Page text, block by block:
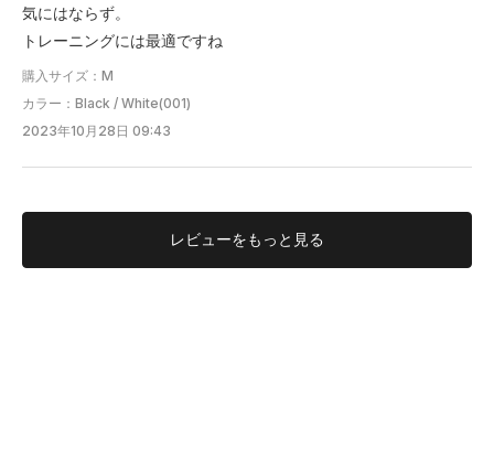
気にはならず。
トレーニングには最適ですね
購入サイズ：M
カラー：Black / White(001)
2023年10月28日 09:43
レビューをもっと見る